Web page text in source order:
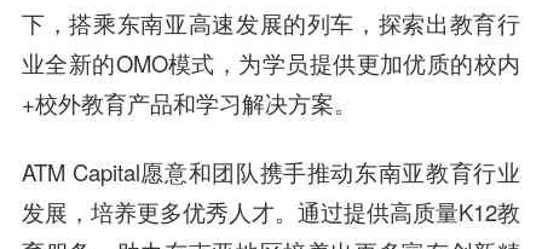
下，搭乘东南亚高速发展的列车，探索出教育行
业全新的OMO模式，为学员提供更加优质的校内
+校外教育产品和学习解决方案。
ATM Capital愿意和团队携手推动东南亚教育行业
发展，培养更多优秀人才。通过提供高质量K12教